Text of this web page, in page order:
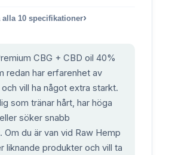
alla 10 specifikationer›
CBG + CBD oil 40%
redan har erfarenhet av
vill ha något extra starkt.
som tränar hårt, har höga
söker snabb
Om du är van vid Raw Hemp
liknande produkter och vill ta